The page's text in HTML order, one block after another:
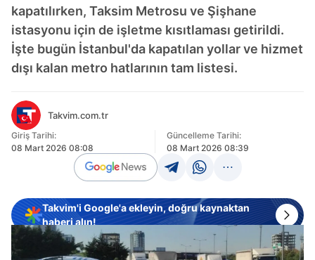
kapatılırken, Taksim Metrosu ve Şişhane
istasyonu için de işletme kısıtlaması getirildi.
İşte bugün İstanbul'da kapatılan yollar ve hizmet
dışı kalan metro hatlarının tam listesi.
Takvim.com.tr
Giriş Tarihi:
08 Mart 2026 08:08
Güncelleme Tarihi:
08 Mart 2026 08:39
Takvim'i Google'a ekleyin, doğru kaynaktan
haberi alın!